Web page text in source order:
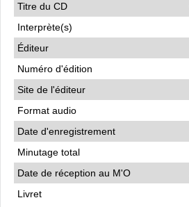
Titre du CD
Interprète(s)
Éditeur
Numéro d'édition
Site de l'éditeur
Format audio
Date d'enregistrement
Minutage total
Date de réception au M'O
Livret